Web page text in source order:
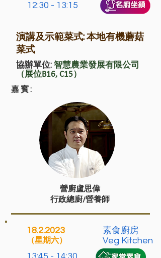
12:30 - 13:15
演講及示範菜式: 本地有機蘑菇
菜式
協辦單位: 智慧農業發展有限公司
（展位B16, C15）
嘉賓:
營廚盧思偉
行政總廚/營養師
18.2.2023
（星期六）
素食廚房
Veg Kitchen